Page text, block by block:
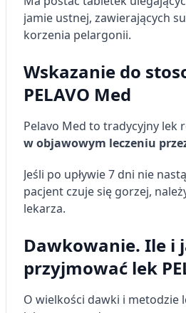
jamie ustnej, zawierających
korzenia pelargonii.
Wskazanie do
PELAVO Med
Pelavo Med to tradycyjny lek
w objawowym leczeniu
Jeśli po upływie 7 dni nie
pacjent czuje się gorzej,
lekarza.
Dawkowanie. Ile i
przyjmować lek
O wielkości dawki i metodzie